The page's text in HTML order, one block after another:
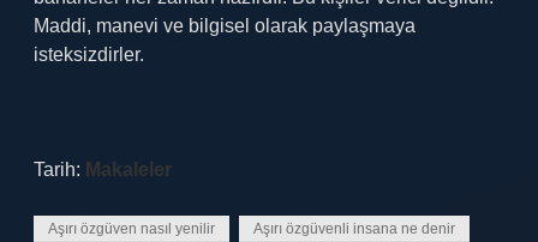
Maddi, manevi ve bilgisel olarak paylaşmaya
isteksizdirler.
Tarih: Makaleler
Aşırı özgüven nasıl yenilir Aşırı özgüvenli insana ne denir